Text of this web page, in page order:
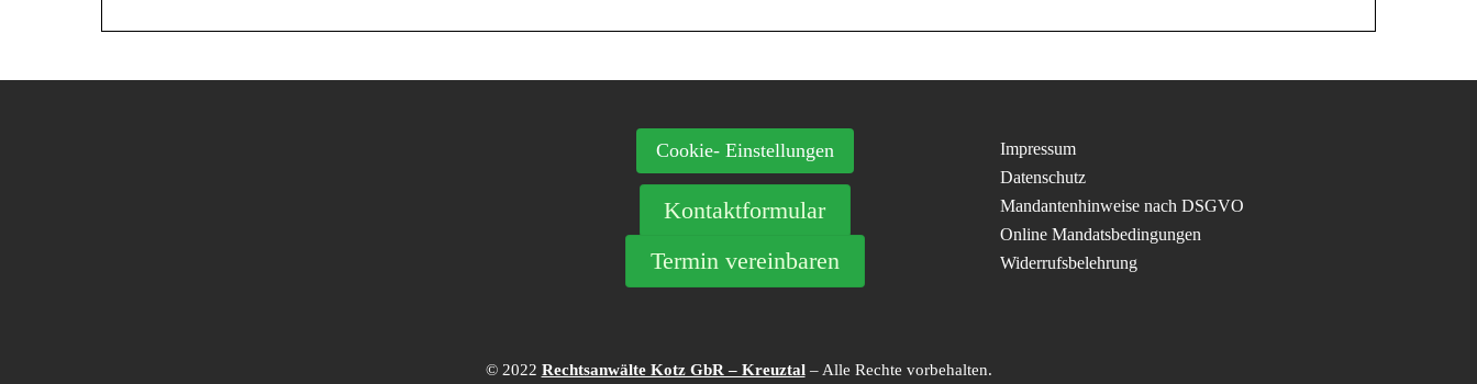
Cookie- Einstellungen
Kontaktformular
Termin vereinbaren
Impressum
Datenschutz
Mandantenhinweise nach DSGVO
Online Mandatsbedingungen
Widerrufsbelehrung
© 2022 Rechtsanwälte Kotz GbR – Kreuztal– Alle Rechte vorbehalten.